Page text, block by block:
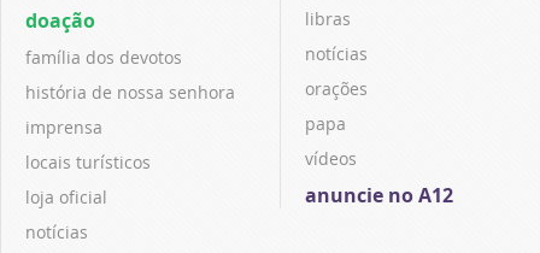
doação
família dos devotos
história de nossa senhora
imprensa
locais turísticos
loja oficial
notícias
libras
notícias
orações
papa
vídeos
anuncie no A12